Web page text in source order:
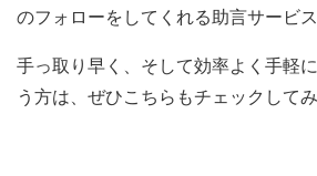
のフォローをしてくれる助言サービス
手っ取り早く、そして効率よく手軽
う方は、ぜひこちらもチェックして